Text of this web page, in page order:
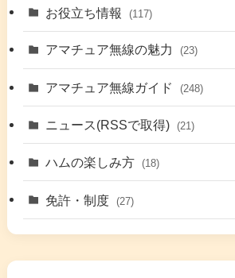
(7)
お役立ち情報 (117)
(48)
(9)
(17)
(6)
アマチュア無線の魅力 (23)
アマチュア無線ガイド (248)
(42)
(5)
(1)
(41)
(7) (7)
(63)
ニュース(RSSで取得) (21)
ハムの楽しみ方 (18)
免許・制度 (27)
(5)